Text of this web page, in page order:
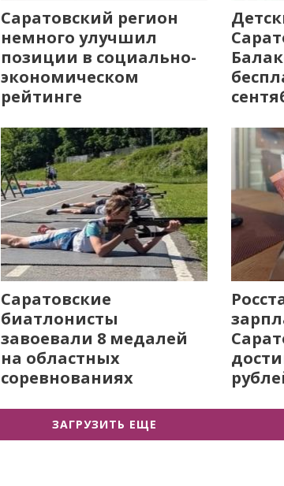
Саратовский регион
немного улучшил
позиции в социально-
экономическом
рейтинге
Саратовские
биатлонисты
завоевали 8 медалей
на областных
соревнованиях
ЗАГРУЗИТЬ ЕЩЕ